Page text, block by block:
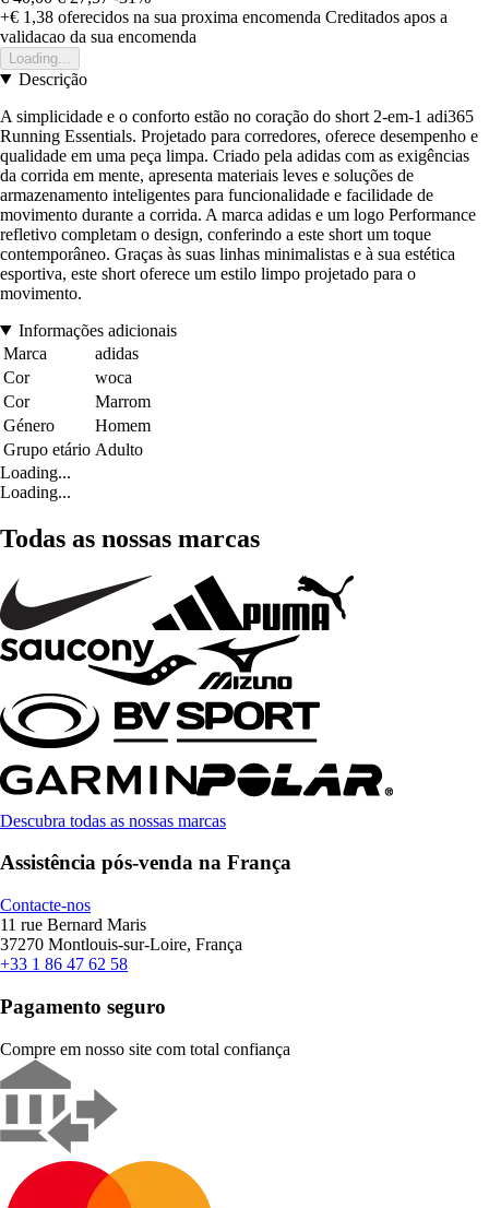
+€ 1,38 oferecidos na sua proxima encomenda Creditados apos a
validacao da sua encomenda
Loading...
Descrição
A simplicidade e o conforto estão no coração do short 2-em-1 adi365
Running Essentials. Projetado para corredores, oferece desempenho e
qualidade em uma peça limpa. Criado pela adidas com as exigências
da corrida em mente, apresenta materiais leves e soluções de
armazenamento inteligentes para funcionalidade e facilidade de
movimento durante a corrida. A marca adidas e um logo Performance
refletivo completam o design, conferindo a este short um toque
contemporâneo. Graças às suas linhas minimalistas e à sua estética
esportiva, este short oferece um estilo limpo projetado para o
movimento.
Informações adicionais
Marca
adidas
Cor
woca
Cor
Marrom
Género
Homem
Grupo etário Adulto
Loading...
Loading...
Todas as nossas marcas
Descubra todas as nossas marcas
Assistência pós-venda na França
Contacte-nos
11 rue Bernard Maris
37270 Montlouis-sur-Loire, França
+33 1 86 47 62 58
Pagamento seguro
Compre em nosso site com total confiança